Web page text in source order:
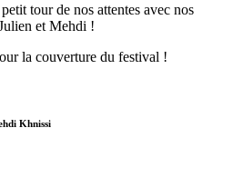
tour de nos attentes avec nos
et Mehdi !
la couverture du festival !
Khnissi